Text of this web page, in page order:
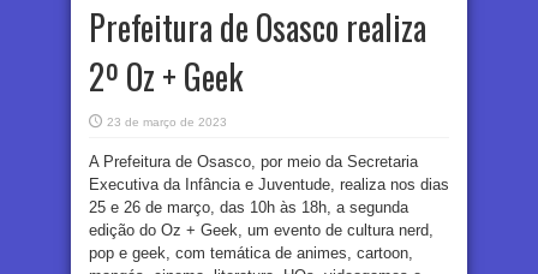
Prefeitura de Osasco realiza
2º Oz + Geek
23 de março de 2023
A Prefeitura de Osasco, por meio da Secretaria
Executiva da Infância e Juventude, realiza nos dias
25 e 26 de março, das 10h às 18h, a segunda
edição do Oz + Geek, um evento de cultura nerd,
pop e geek, com temática de animes, cartoon,